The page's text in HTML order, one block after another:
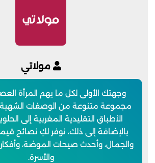
مولاتي
وجهتك الأولى لكل ما يهم المرأة
مجموعة متنوعة من الوصفات الشهية
الأطباق التقليدية المغربية إلى
بالإضافة إلى ذلك، نوفر لكِ نصائح
والجمال، وأحدث صيحات الموضة، وأفكار
والأسرة.